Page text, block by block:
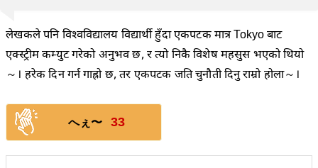
लेखकले पनि विश्वविद्यालय विद्यार्थी हुँदा एकपटक मात्र Tokyo बाट
एक्स्ट्रीम कम्युट गरेको अनुभव छ, र त्यो निकै विशेष महसुस भएको थियो
～। हरेक दिन गर्न गाह्रो छ, तर एकपटक जति चुनौती दिनु राम्रो होला～।
へぇ〜 33